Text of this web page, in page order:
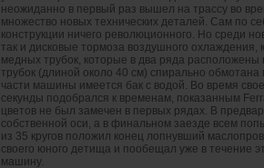
неожиданно в первый раз вышел на трассу во
множество новых технических деталей. Сам по
конструкции ничего революционного. Но среди
так и дисковые тормоза воздушного
медных трубок, которые в два ряда
трубок (длиной около 40 см) спирально
части машины имеется бак с водой. Во время
секунды подобрался к временам, показанным
цветов не был замечен в первых рядах. В
собственной оси, а в финальном заезде всем
из 35 кругов положил конец лопнувший
своего юного детища и пообещал уже в течение
машину.